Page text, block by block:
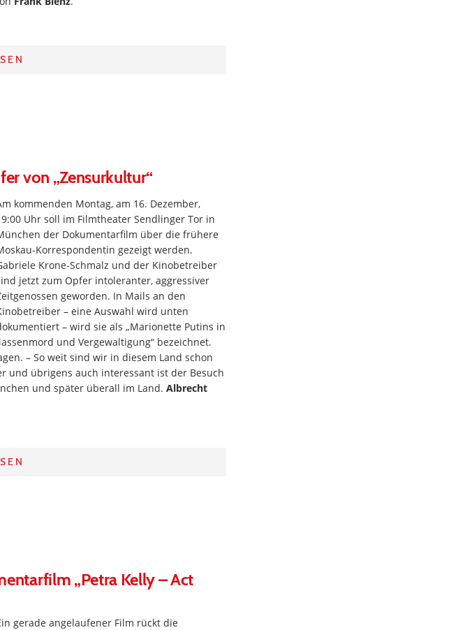
von „Zensurkultur“
kommenden Montag, am 16. Dezember,
Uhr soll im Filmtheater Sendlinger Tor in
der Dokumentarfilm über die frühere
Korrespondentin gezeigt werden.
Krone-Schmalz und der Kinobetreiber
jetzt zum Opfer intoleranter, aggressiver
geworden. In Mails an den
– eine Auswahl wird unten
– wird sie als „Marionette Putins in
und Vergewaltigung“ bezeichnet.
– So weit sind wir in diesem Land schon
und übrigens auch interessant ist der Besuch
und später überall im Land. Albrecht
„Petra Kelly – Act
gerade angelaufener Film rückt die